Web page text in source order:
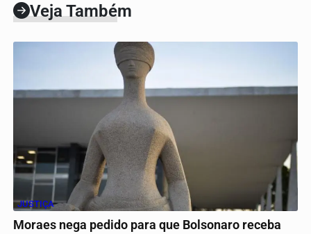
Veja Também
JUSTIÇA
Moraes nega pedido para que Bolsonaro receba